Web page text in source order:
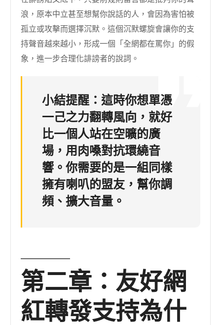
浪，原本中立甚至想幫你說話的人，會因為害怕被
孤立或攻擊而選擇沉默。這個沉默螺旋會讓你的支
持聲音越來越小，形成一個「全網都在罵你」的假
象，進一步合理化誹謗者的說詞。
小結提醒 ：這時你想單憑
一己之力翻轉風向，就好
比一個人站在空曠的廣
場，用肉嗓對抗環繞音
響。你需要的是一組同樣
擁有喇叭的盟友，幫你調
頻、擴大音量。
第二章：友好網
紅轉發支持為什